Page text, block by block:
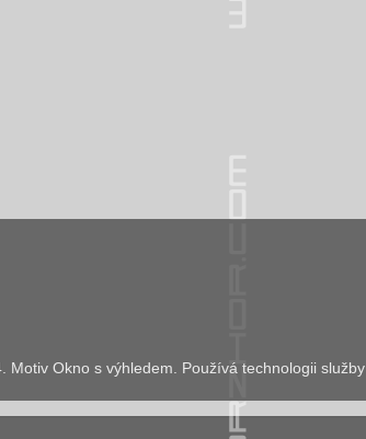
Motiv Okno s výhledem. Používá technologii služby